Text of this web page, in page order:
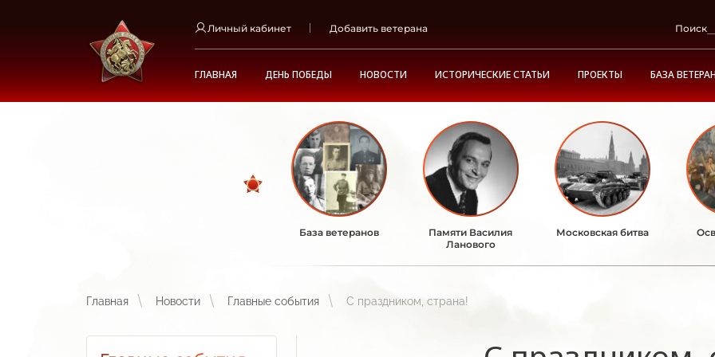
Личный кабинет Добавить ветерана Поиск
ГЛАВНАЯ ДЕНЬ ПОБЕДЫ НОВОСТИ ИСТОРИЧЕСКИЕ СТАТЬИ ПРОЕКТЫ БАЗА
База ветеранов
Памяти Василия
Ланового
Московская битва
Главная Новости Главные события С праздником, страна!